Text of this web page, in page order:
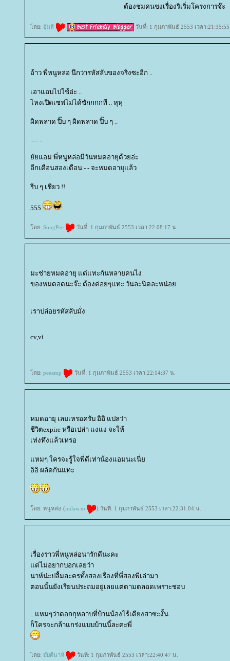
ต้องชมคนชงเรื่องริเริ่มโครงการจ๊ะ
ดย: อุ้มสี วันที่: 1 กุมภาพันธ์ 2553 เวลา
อ้าว พี่หนูหล่อ นึกว่ารหัสลับของจริงซะอีก ..
เอาแอบไปใช้อ่ะ ..
ไหงเปิดเซฟไม่ได้ซักกกกที .. หุหุ
ผิดพลาด ปิ๊บ ๆ ผิดพลาด ปิ๊บ ๆ ..
ัยแอม พี่หนูหล่อมีวันหมดอายุด้วยอ่ะ
อีกเดือนสองเดือน - - จะหมดอายุแล้ว
รีบ ๆ เชียว !!
555
ดย: SongPee วันที่: 1 กุมภาพันธ์ 2553 เวลา:22:08:17 น.
มะช่ายหมดอายุ แต่แทะกันหลายคนไง
ของหมดอดนะจ๊ะ ต้องค่อยๆแทะ วันละนิดละหน่อ
เราปล่อยรหัสลับมั่ง
cv,vi
ดย: peeamp วันที่: 1 กุมภาพันธ์ 2553 เวลา:22:14:37 น.
หมดอายุ เลยเหรอครับ อิอิ แปลว่า
ชีวิตexpire หรือเปล่า แงแง จะให้
เท่งทึงแล้วเหรอ
หมๆ ใครจะรู้ใจพี่ดีเท่าน้องแอมนะเนี่
อิอิ ผลัดกันแทะ
ดย: หนูหล่อ (nulaw.m ) วันที่: 1 กุมภาพันธ์ 2553 เวลา:22:31:04 น.
เรื่องราวพี่หนูหล่อน่ารักดีนะคะ
ต่ไม่อยากบอกเลยว่า
นาห์น่ะปลื้มละครทั้งสองเรื่องที่พี่สองพีเล่ามา
ตอนนั้นยังเรียนประถมอยู่เลยแต่ตามตลอดเพราะชอบ
...แหมๆว่าดอกกุหลาบที่บ้านน้องไร้เดียงสาซะงั้น
ก็ใครจะกล้าแกร่งแบบบ้านนี้ละคะพี่
ดย: มัยดีนาห์ วันที่: 1 กุมภาพันธ์ 2553 เวลา:22:40:47 น.